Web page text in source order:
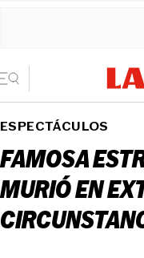
ESPECTÁCULOS
FAMOSA
MURIÓ EN